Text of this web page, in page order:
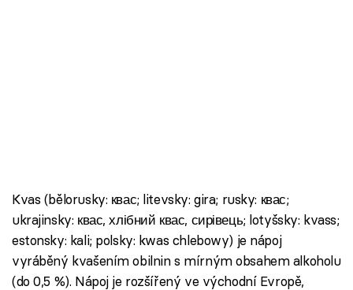
Kvas (bělorusky: квас; litevsky: gira; rusky: квас;
ukrajinsky: квас, хлібний квас, сирівець; lotyšsky: kvass;
estonsky: kali; polsky: kwas chlebowy) je nápoj
vyráběný kvašením obilnin s mírným obsahem alkoholu
(do 0,5 %). Nápoj je rozšířený ve východní Evropě,